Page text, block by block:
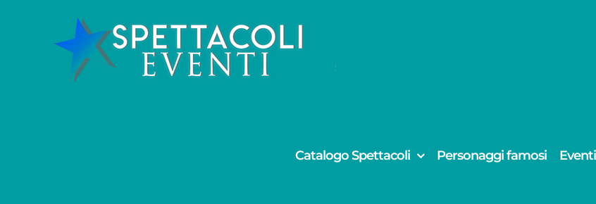
contenuto
Catalogo Spettacoli Personaggi famosi Eventi